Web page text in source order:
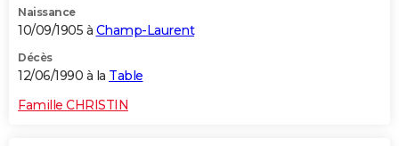
Naissance
10/09/1905 à Champ-Laurent
Décès
12/06/1990 à la Table
Famille CHRISTIN